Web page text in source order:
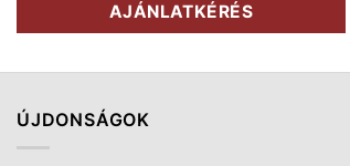
AJÁNLATKÉRÉS
ÚJDONSÁGOK